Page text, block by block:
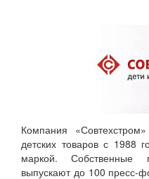
Компания
детских товаров с 1988
маркой. Собственные
выпускают до 100 пресс-